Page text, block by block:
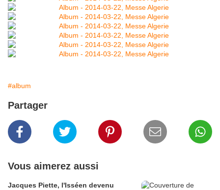
#album
Partager
Vous aimerez aussi
Jacques Piette, l'Isséen devenu